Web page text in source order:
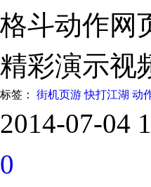
格斗动作网
精彩演示视
标签： 街机页游 快打江湖 动
2014-07-04
0